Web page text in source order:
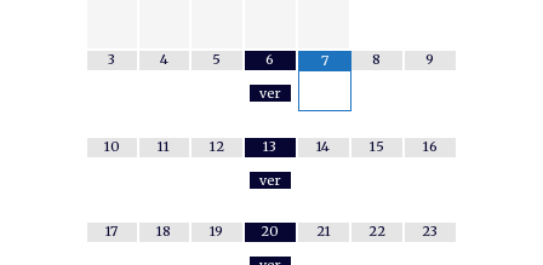
3 4 5
6
ver
7 8 9
10 11 12
13
ver
14 15 16
17 18 19
20
21 22 23